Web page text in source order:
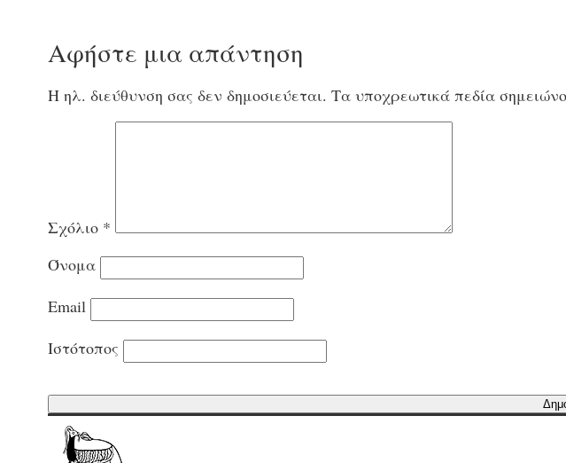
Αφήστε μια απάντηση
Η ηλ. διεύθυνση σας δεν δημοσιεύεται. Τα υποχρεωτικά πεδία
Σχόλιο *
Όνομα
Email
Ιστότοπος